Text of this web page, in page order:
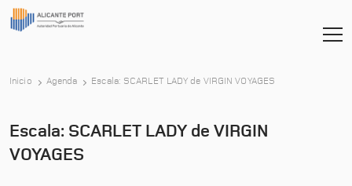
Inicio Agenda Escala: SCARLET LADY de VIRGIN VOYAGES
Escala: SCARLET LADY de VIRGIN
VOYAGES